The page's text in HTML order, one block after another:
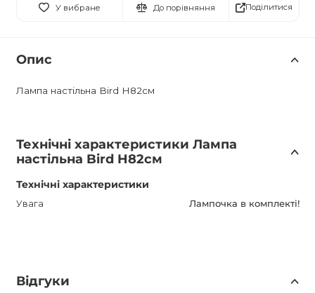
У вибране До порівняння Поділитися
Опис
Лампа настільна Bird H82см
Технічні характеристики Лампа
настільна Bird H82см
Технічні характеристики
Увага Лампочка в комплекті!
Відгуки